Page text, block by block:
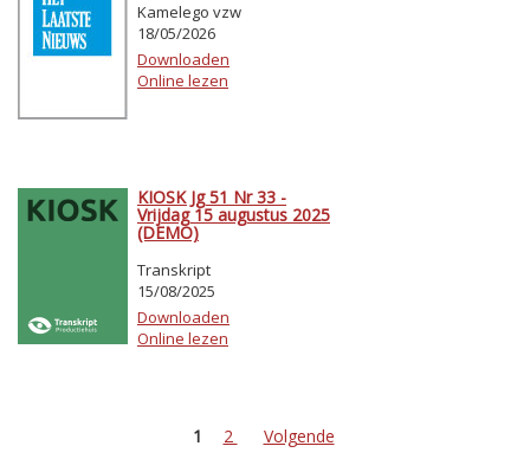
Kamelego vzw
18/05/2026
Downloaden
Online lezen
KIOSK Jg 51 Nr 33 -
Vrijdag 15 augustus 2025
(DEMO)
Transkript
15/08/2025
Downloaden
Online lezen
1 2 Volgende